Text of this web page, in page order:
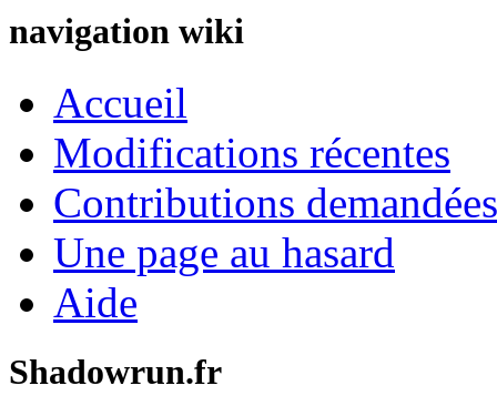
navigation wiki
Accueil
Modifications récentes
Contributions
Une page au hasard
Aide
Shadowrun.fr